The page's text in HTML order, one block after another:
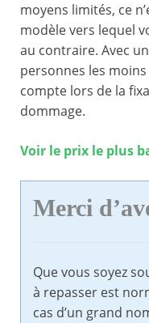
moyens limités, ce
modèle vers lequel
au contraire. Avec
personnes les
compte lors de la
dommage.
Voir le prix le plus
Merci
Que vous soyez
à repasser est
cas d’un grand